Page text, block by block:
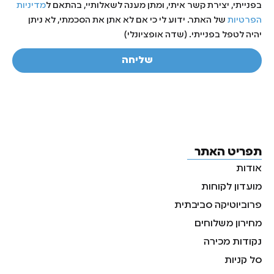
בפנייתי, יצירת קשר איתי, ומתן מענה לשאלותיי, בהתאם למדיניות
הפרטיות של האתר. ידוע לי כי אם לא אתן את הסכמתי, לא ניתן
יהיה לטפל בפנייתי. (שדה אופציונלי)
שליחה
תפריט האתר
אודות
מועדון לקוחות
פרוביוטיקה סביבתית
מחירון משלוחים
נקודות מכירה
סל קניות